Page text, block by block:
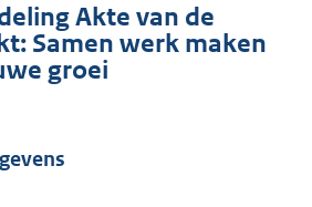
Akte van de
Samen werk maken
groei